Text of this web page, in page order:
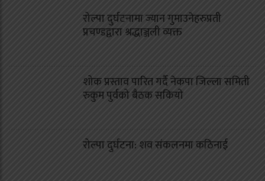
रोल्पा दुर्घटनामा ज्यान गुमाउनेहरुप्रती
प्रचण्डद्वारा श्रद्धाञ्जली व्यक्त
शोक प्रस्ताव पारित गर्दै नेकपा जिल्ला समिती
रुकुम पुर्वको बैठक सकियो
रोल्पा दुर्घटना: शव संकलनमा कठिनाई